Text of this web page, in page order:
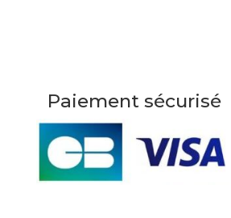
Paiement sécurisé